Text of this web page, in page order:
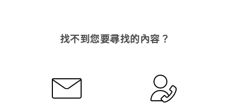
找不到您要尋找的內容？